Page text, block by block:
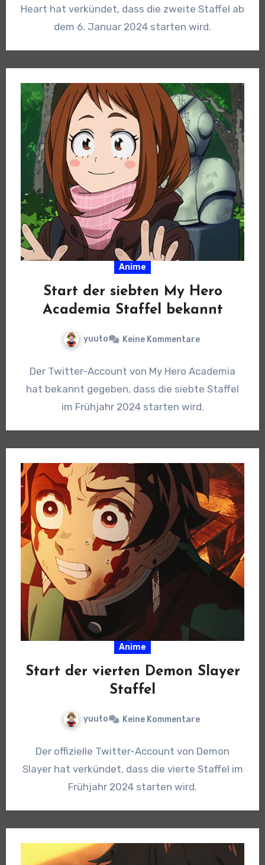
Heart hat verkündet, dass die zweite Staffel ab
dem 6. Januar 2024 starten wird.
Anime
Start der siebten My Hero
Academia Staffel bekannt
yuuto Keine Kommentare
Der Twitter-Account von My Hero Academia
hat bekannt gegeben, dass die siebte Staffel
im Frühjahr 2024 starten wird.
Anime
Start der vierten Demon Slayer
Staffel
yuuto Keine Kommentare
Der offizielle Twitter-Account von Demon
Slayer hat verkündet, dass die vierte Staffel im
Frühjahr 2024 starten wird.